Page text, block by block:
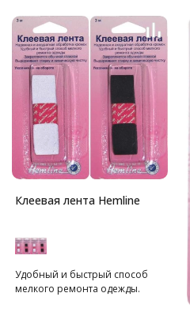
Клеевая лента Hemline
Удобный и быстрый способ
мелкого ремонта одежды.